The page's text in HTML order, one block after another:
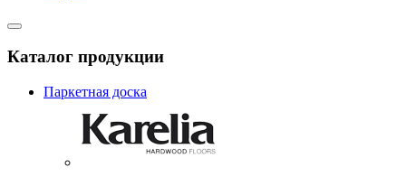
Каталог продукции
Паркетная доска